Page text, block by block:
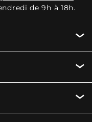
de 9h à 18h.